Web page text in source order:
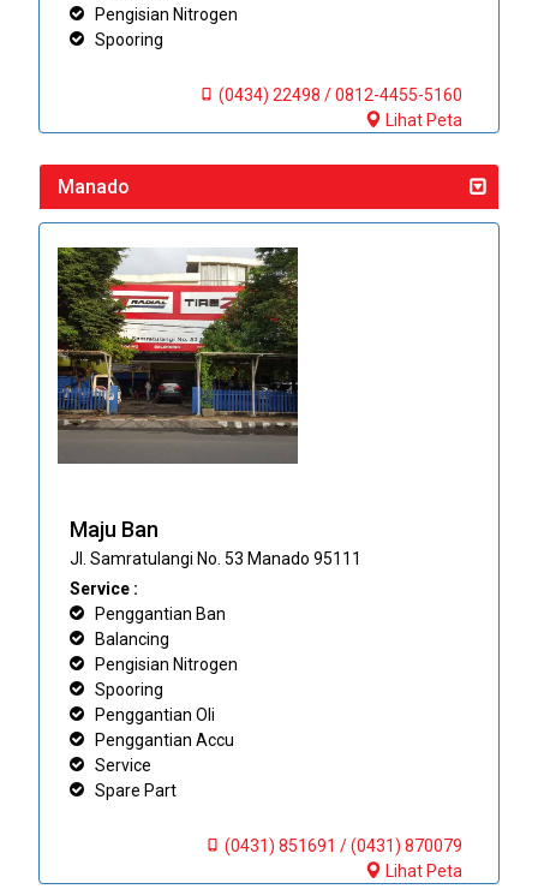
Pengisian Nitrogen
Spooring
(0434) 22498 / 0812-4455-5160
Lihat Peta
Manado
Maju Ban
Jl. Samratulangi No. 53 Manado 95111
Service :
Penggantian Ban
Balancing
Pengisian Nitrogen
Spooring
Penggantian Oli
Penggantian Accu
Service
Spare Part
(0431) 851691 / (0431) 870079
Lihat Peta